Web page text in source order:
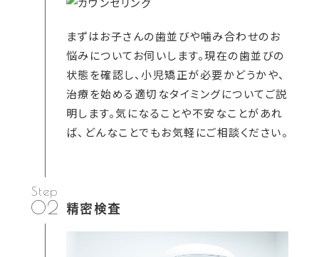
まずはお子さんの歯並びや噛み合わせのお
悩みについてお伺いします。現在の歯並びの
状態を確認し、小児矯正が必要かどうかや、
治療を始める適切なタイミングについてご説
明します。気になることや不安なことがあれ
ば、どんなことでもお気軽にご相談ください。
02 精密検査